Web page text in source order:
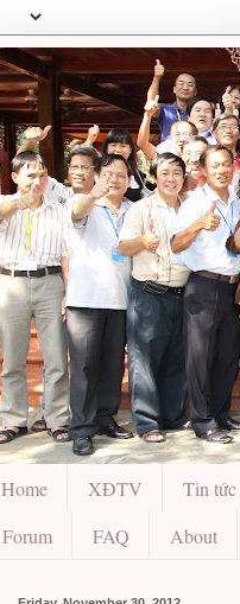
Home XĐTV Tin tức
Forum
FAQ About